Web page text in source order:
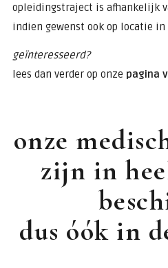
opleidingstraject is afhankelijk
indien gewenst ook op locatie
geïnteresseerd?
lees dan verder op onze pagina
onze
zijn in
dus óók in